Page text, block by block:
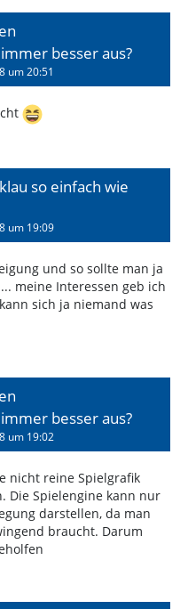
besser aus?
um 20:51
so einfach wie
um 19:09
und so sollte man ja
meine Interessen geb ich
sich ja niemand was
besser aus?
um 19:02
nicht reine Spielgrafik
Die Spielengine kann nur
darstellen, da man
braucht. Darum